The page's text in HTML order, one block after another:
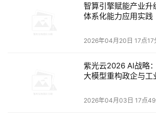
智算引擎赋能产业升
体系化能力应用实践
2026年04月20日 17点17
紫光云2026 AI战略
大模型重构政企与工
2026年04月03日 17点49